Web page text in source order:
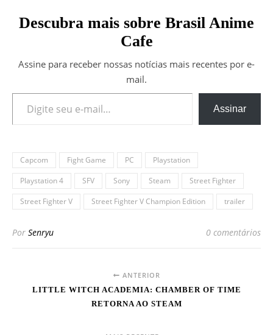
Descubra mais sobre Brasil Anime
Cafe
Assine para receber nossas notícias mais recentes por e-
mail.
Digite seu e-mail…
Assinar
Capcom Fight Game PC
Playstation
Playstation 4
SFV Sony Steam
Street Fighter
Street Fighter V
Street Fighter V Champion Edition trailer
Por Senryu 0 comentários
ANTERIOR
LITTLE WITCH ACADEMIA: CHAMBER OF TIME
RETORNA AO STEAM